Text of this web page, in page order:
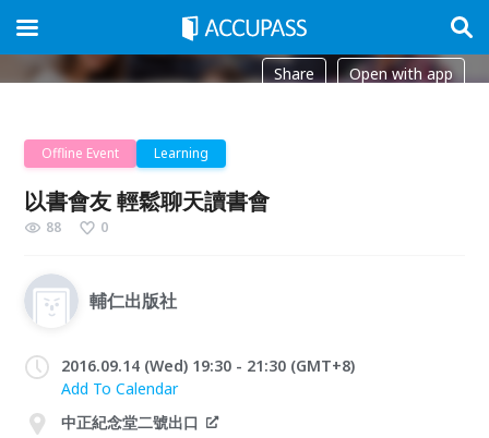
Share Open with app
Offline Event Learning
以書會友 輕鬆聊天讀書會
88 0
輔仁出版社
2016.09.14 (Wed) 19:30 - 21:30 (GMT+8)
Add To Calendar
中正紀念堂二號出口